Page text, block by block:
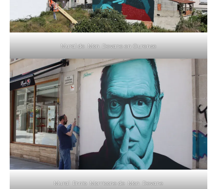
Mural de Mon Devane en Ourense
Mural Ennio Morricone de Mon Devane